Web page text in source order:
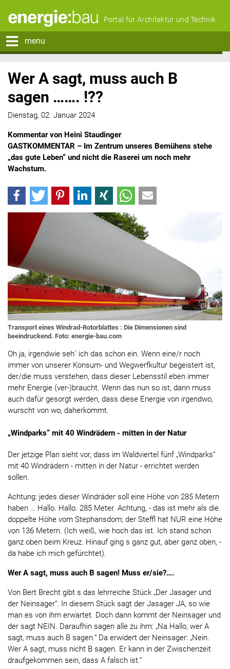
Portal für Architektur und Technik
menu
Wer A sagt, muss auch B
sagen ……. !??
Dienstag, 02. Januar 2024
Kommentar von Heini Staudinger
GASTKOMMENTAR – Im Zentrum unseres Bemühens stehe
„das gute Leben“ und nicht die Raserei um noch mehr
Wachstum.
Transport eines Windrad-Rotorblattes : Die Dimensionen sind
beeindruckend. Foto: energie-bau.com
Oh ja, irgendwie seh´ ich das schon ein. Wenn eine/r noch
immer von unserer Konsum- und Wegwerfkultur begeistert ist,
der/die muss verstehen, dass dieser Lebensstil eben immer
mehr Energie (ver-)braucht. Wenn das nun so ist, dann muss
auch dafür gesorgt werden, dass diese Energie von irgendwo,
wurscht von wo, daherkommt.
„Windparks“ mit 40 Windrädern - mitten in der Natur
Der jetzige Plan sieht vor, dass im Waldviertel fünf „Windparks“
mit 40 Windrädern - mitten in der Natur - errichtet werden
sollen.
Achtung: jedes dieser Windräder soll eine Höhe von 285 Metern
haben … Hallo. Hallo. 285 Meter. Achtung, - das ist mehr als die
doppelte Höhe vom Stephansdom; der Steffl hat NUR eine Höhe
von 136 Metern. (Ich weiß, wie hoch das ist. Ich stand schon
ganz oben beim Kreuz. Hinauf ging s ganz gut, aber ganz oben, -
da habe ich mich gefürchtet).
Wer A sagt, muss auch B sagen! Muss er/sie?….
Von Bert Brecht gibt s das lehrreiche Stück „Der Jasager und
der Neinsager“. In diesem Stück sagt der Jasager JA, so wie
man es von ihm erwartet. Doch dann kommt der Neinsager und
der sagt NEIN. Daraufhin sagen alle zu ihm: „Na Hallo, wer A
sagt, muss auch B sagen.“ Da erwidert der Neinsager: „Nein.
Wer A sagt, muss nicht B sagen. Er kann in der Zwischenzeit
draufgekommen sein, dass A falsch ist.“